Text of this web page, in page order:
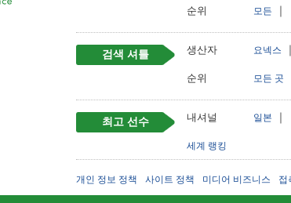
순위 모든
검색 셔틀 생산자 요넥스
순위 모든 곳
최고 선수 내셔널 일본
세계 랭킹
개인 정보 정책 사이트 정책 미디어 비즈니스 접